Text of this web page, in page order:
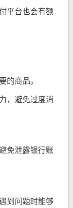
平台也会有额
的商品。
，避免过度消
免泄露银行账
到问题时能够